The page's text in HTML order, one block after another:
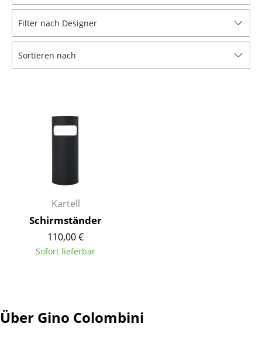
Bänke & Liegen
Sitzsäcke
Schaukelstühle
Konferenzstühle
Bürosessel
Einzelteile
... alle Sitzmöbel
Beistelltische
Filter nach Designer
Sortieren nach
Kartell
Schirmständer
110,00 €
Sofort lieferbar
Über Gino Colombini